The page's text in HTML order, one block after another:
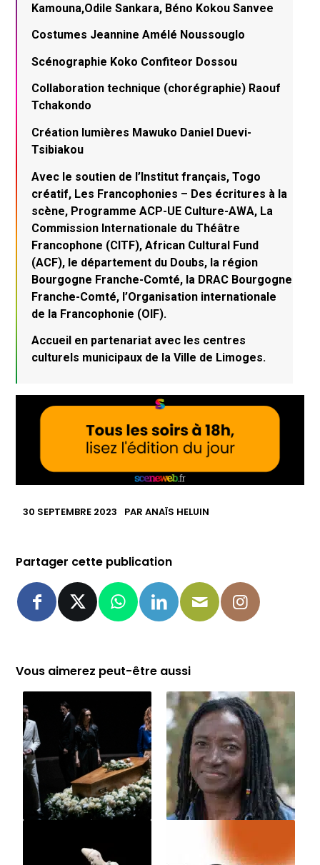
Kamouna,Odile Sankara, Béno Kokou Sanvee
Costumes Jeannine Amélé Noussouglo
Scénographie Koko Confiteor Dossou
Collaboration technique (chorégraphie) Raouf
Tchakondo
Création lumières Mawuko Daniel Duevi-
Tsibiakou
Avec le soutien de l’Institut français, Togo
créatif, Les Francophonies – Des écritures à la
scène, Programme ACP-UE Culture-AWA, La
Commission Internationale du Théâtre
Francophone (CITF), African Cultural Fund
(ACF), le département du Doubs, la région
Bourgogne Franche-Comté, la DRAC Bourgogne
Franche-Comté, l’Organisation internationale
de la Francophonie (OIF).
Accueil en partenariat avec les centres
culturels municipaux de la Ville de Limoges.
30 SEPTEMBRE 2023 PARANAÏS HELUIN
Partager cette publication
Vous aimerez peut-être aussi